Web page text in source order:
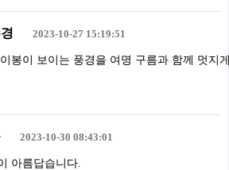
2023-10-27 15:19:51
봉이 보이는 풍경을 여명 구름과 함께 멋지
2023-10-30 08:43:01
아름답습니다.